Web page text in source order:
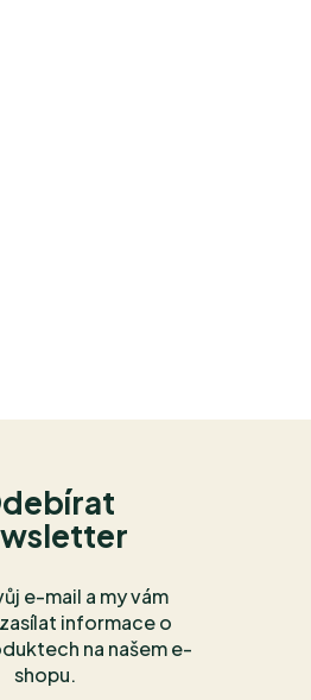
e-mail a my vám
informace o
na našem e-
shopu.